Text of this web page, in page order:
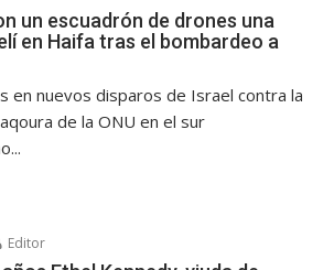
un escuadrón de drones una
en Haifa tras el bombardeo a
en nuevos disparos de Israel contra la
de la ONU en el sur
Editor